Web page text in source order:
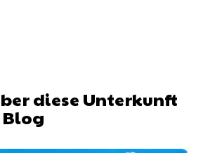
diese Unterkunft